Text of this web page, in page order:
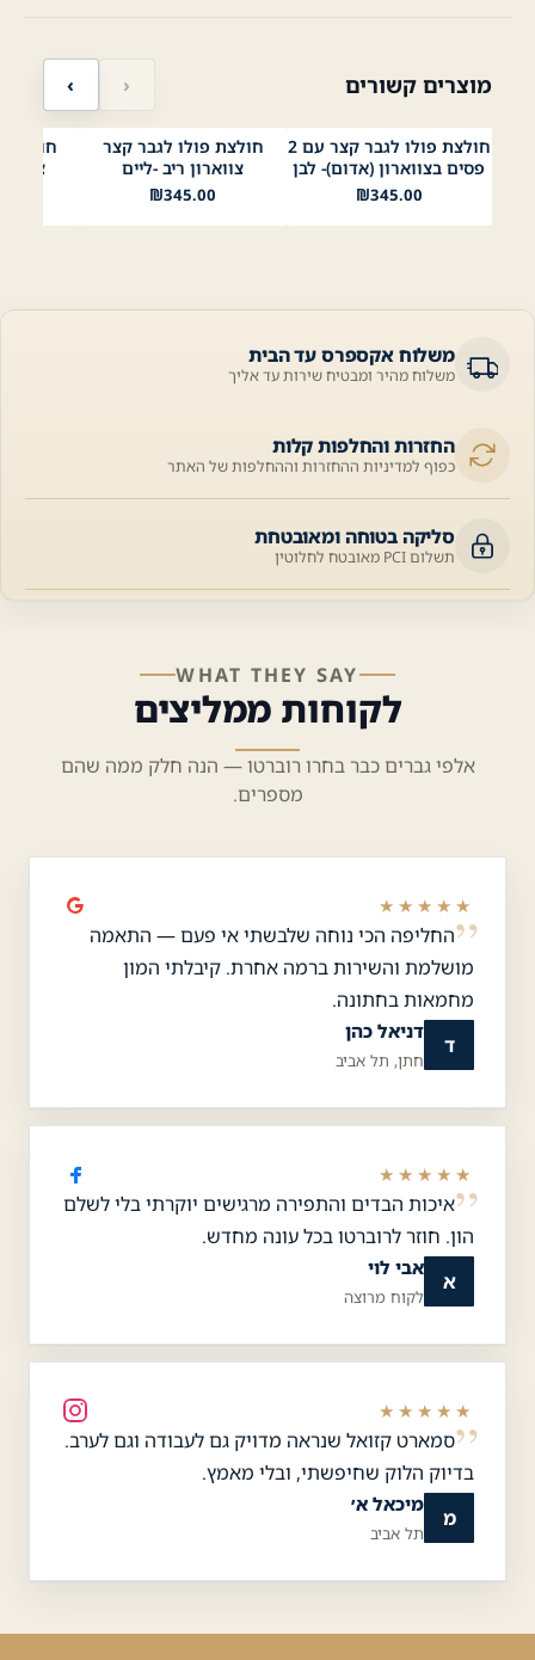
מוצרים קשורים ‹ ›
לבן נייבי
חולצת פולו לגבר קצר עם 2
פסים בצווארון (אדום)- לבן
₪345.00
לבן שחורתכלתירוק בהיר
בז׳
תפוח
Mustard
ליים 1
חולצת פולו לגבר קצר
צווארון ריב -ליים
₪345.00
לבן
חולצת
משלוח אקספרס עד הבית
משלוח מהיר ומבטיח שירות עד אליך
החזרות והחלפות קלות
כפוף למדיניות ההחזרות וההחלפות של האתר
סליקה בטוחה ומאובטחת
תשלום PCI מאובטח לחלוטין
WHAT THEY SAY
לקוחות ממליצים
אלפי גברים כבר בחרו רוברטו — הנה חלק ממה שהם
מספרים.
★★★★★
החליפה הכי נוחה שלבשתי אי פעם — התאמה
מושלמת והשירות ברמה אחרת. קיבלתי המון
מחמאות בחתונה.
ד
דניאל כהן
חתן, תל אביב
★★★★★
איכות הבדים והתפירה מרגישים יוקרתי בלי לשלם
הון. חוזר לרוברטו בכל עונה מחדש.
א
אבי לוי
לקוח מרוצה
★★★★★
סמארט קזואל שנראה מדויק גם לעבודה וגם לערב.
בדיוק הלוק שחיפשתי, ובלי מאמץ.
מ
מיכאל א׳
תל אביב